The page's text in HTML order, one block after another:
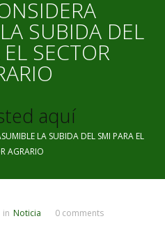
SUBIDA DEL
SECTOR
aquí
LA SUBIDA DEL SMI PARA EL
AGRARIO
in Noticia 0 comments